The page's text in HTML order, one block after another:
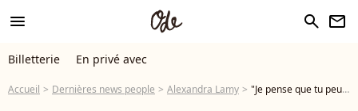
menu search newsletter
Billetterie En privé avec
Accueil Dernières news people Alexandra Lamy "Je pense que tu peux dire au revoir au théâtre" : ce diagnostic a failli coûté cher à la carrière d'Alexandra Lamy